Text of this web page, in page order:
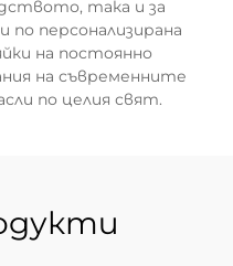
така и за
по персонализирана
на постоянно
на съвременните
по целия свят.